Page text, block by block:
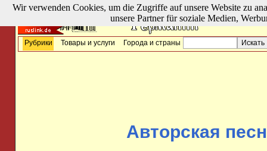
Рубрики Товары и услуги Города и страны
Авторская
Wir verwenden Cookies, um die Zugriffe auf unsere Website zu
unsere Partner für soziale Medien,